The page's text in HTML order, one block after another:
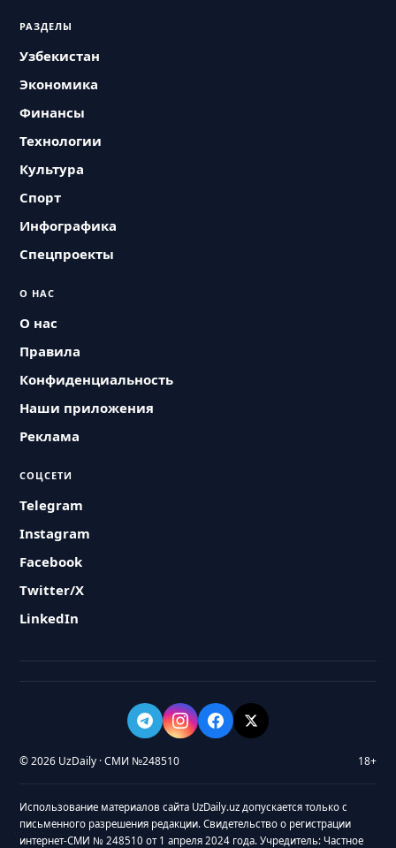
РАЗДЕЛЫ
Узбекистан
Экономика
Финансы
Технологии
Культура
Спорт
Инфографика
Спецпроекты
О НАС
О нас
Правила
Конфиденциальность
Наши приложения
Реклама
СОЦСЕТИ
Telegram
Instagram
Facebook
Twitter/X
LinkedIn
© 2026 UzDaily · СМИ №248510 18+
Использование материалов сайта UzDaily.uz допускается только с
письменного разрешения редакции. Свидетельство о регистрации
интернет-СМИ № 248510 от 1 апреля 2024 года. Учредитель: Частное